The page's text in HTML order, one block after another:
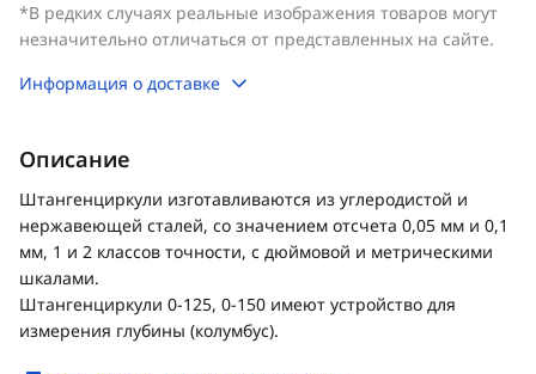
*В редких случаях реальные изображения товаров могут
незначительно отличаться от представленных на сайте.
Информация о доставке
Описание
Штангенциркули изготавливаются из углеродистой и
нержавеющей сталей, со значением отсчета 0,05 мм и 0,1
мм, 1 и 2 классов точности, с дюймовой и метрическими
шкалами.
Штангенциркули 0-125, 0-150 имеют устройство для
измерения глубины (колумбус).